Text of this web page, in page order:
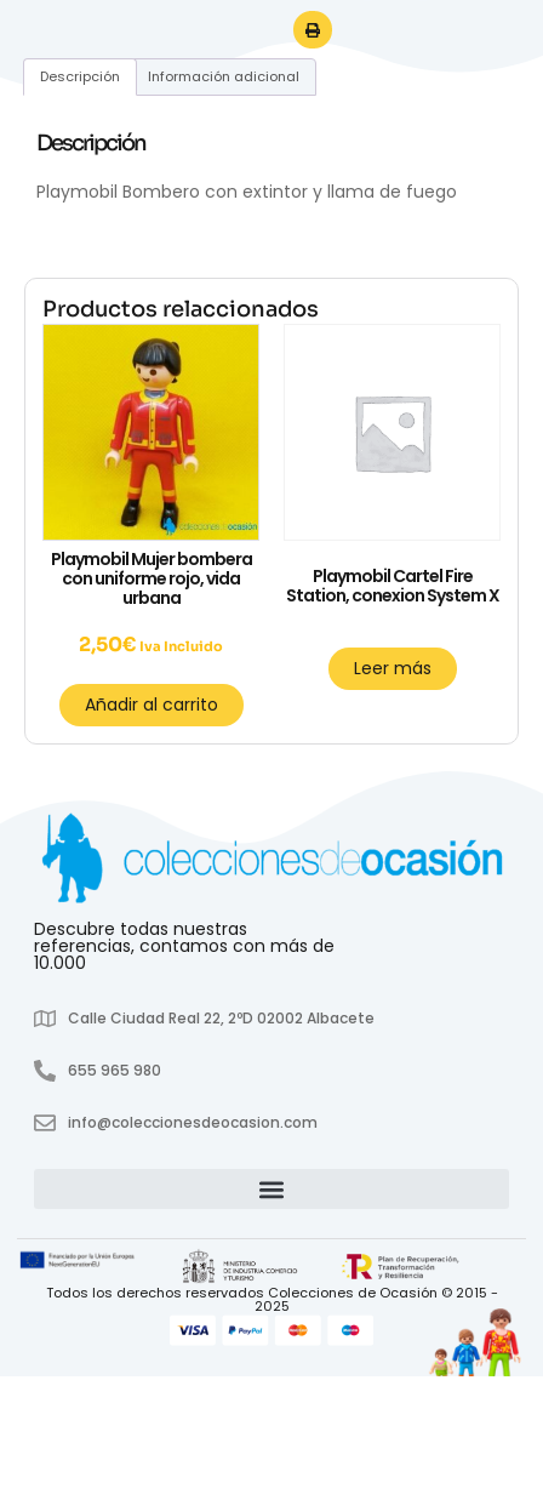
Descripción Información adicional
Descripción
Playmobil Bombero con extintor y llama de fuego
Productos relaccionados
Playmobil Mujer bombera
con uniforme rojo, vida
urbana
2,50€ Iva Incluido
Añadir al carrito
Playmobil Cartel Fire
Station, conexion System X
Leer más
Descubre todas nuestras
referencias, contamos con más de
10.000
Calle Ciudad Real 22, 2ºD 02002 Albacete
655 965 980
info@coleccionesdeocasion.com
Todos los derechos reservados Colecciones de Ocasión © 2015 -
2025